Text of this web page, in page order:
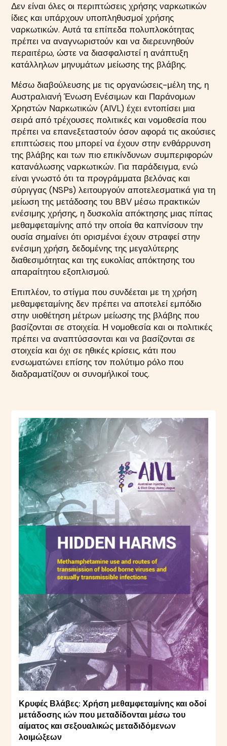
Δεν είναι όλες οι περιπτώσεις χρήσης ναρκωτικών
ίδιες και υπάρχουν υποπληθυσμοί χρήσης
ναρκωτικών. Αυτά τα επίπεδα πολυπλοκότητας
πρέπει να αναγνωριστούν και να διερευνηθούν
περαιτέρω, ώστε να διασφαλιστεί η ανάπτυξη
κατάλληλων μηνυμάτων μείωσης της βλάβης.
Μέσω διαβούλευσης με τις οργανώσεις-μέλη της, η
Αυστραλιανή Ένωση Ενέσιμων και Παράνομων
Χρηστών Ναρκωτικών (AIVL) έχει εντοπίσει μια
σειρά από τρέχουσες πολιτικές και νομοθεσία που
πρέπει να επανεξεταστούν όσον αφορά τις ακούσιες
επιπτώσεις που μπορεί να έχουν στην ενθάρρυνση
της βλάβης και των πιο επικίνδυνων συμπεριφορών
κατανάλωσης ναρκωτικών. Για παράδειγμα, ενώ
είναι γνωστό ότι τα προγράμματα βελόνας και
σύριγγας (NSPs) λειτουργούν αποτελεσματικά για τη
μείωση της μετάδοσης του BBV μέσω πρακτικών
ενέσιμης χρήσης, η δυσκολία απόκτησης μιας πίπας
μεθαμφεταμίνης από την οποία θα καπνίσουν την
ουσία σημαίνει ότι ορισμένοι έχουν στραφεί στην
ενέσιμη χρήση, δεδομένης της μεγαλύτερης
διαθεσιμότητας και της ευκολίας απόκτησης του
απαραίτητου εξοπλισμού.
Επιπλέον, το στίγμα που συνδέεται με τη χρήση
μεθαμφεταμίνης δεν πρέπει να αποτελεί εμπόδιο
στην υιοθέτηση μέτρων μείωσης της βλάβης που
βασίζονται σε στοιχεία. Η νομοθεσία και οι πολιτικές
πρέπει να αναπτύσσονται και να βασίζονται σε
στοιχεία και όχι σε ηθικές κρίσεις, κάτι που
ενσωματώνει επίσης τον πολύτιμο ρόλο που
διαδραματίζουν οι συνομήλικοί τους.
Κρυφές Βλάβες: Χρήση μεθαμφεταμίνης και οδοί
μετάδοσης ιών που μεταδίδονται μέσω του
αίματος και σεξουαλικώς μεταδιδόμενων
λοιμώξεων